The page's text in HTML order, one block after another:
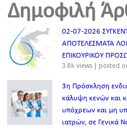
Δημοφιλή
02-07-2026
ΑΠΟΤΕΛΕΣΜΑΤΑ
ΕΠΙΚΟΥΡΙΚΟΥ
3.8k views | posted
3η Πρόσκληση
κάλυψη κενών και
υπόχρεων και μη
ιατρών, σε Γενικά